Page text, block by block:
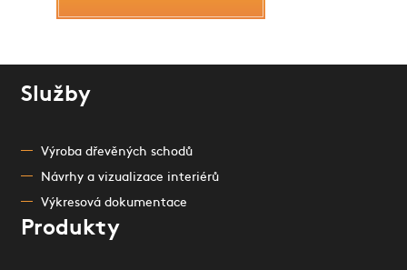
Služby
Výroba dřevěných schodů
Návrhy a vizualizace interiérů
Výkresová dokumentace
Produkty